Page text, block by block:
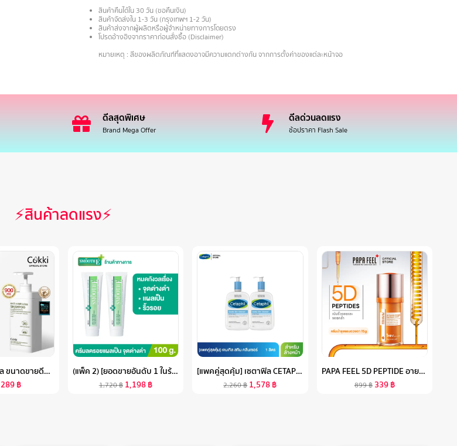
สินค้าคืนได้ใน 30 วัน (ขอคืนเงิน)
สินค้าจัดส่งใน 1-3 วัน (กรุงเทพฯ 1-2 วัน)
สินค้าส่งจากผู้ผลิตหรือผู้จำหน่ายทางการโดยตรง
โปรดอ้างอิงจากราคาก่อนสั่งซื้อ (Disclaimer)
หมายเหตุ : สีของผลิตภัณฑ์ที่แสดงอาจมีความแตกต่างกัน จากการตั้งค่าของแต่ละหน้าจอ
ดีลสุดพิเศษ
Brand Mega Offer
ดีลด่วนลดแรง
ช้อปราคา Flash Sale
⚡สินค้าลดแรง⚡
[ปริมาณ 900 มล ขนาดขายดี！] COKKI ANTI-HAIR LOSS SHAMPOO ยาสระผม ลดผมขาดหลุดร่วง
289฿
(แพ็ค 2) [ยอดขายอันดับ 1 ในร้านขายยา] SMOOTH E CREAM 100 G. ครีมเวชสำอางลดเลือนริ้วรอย รอยแผลเป็น จุดจ่างดำจากสิว โชว์หน้าใส ไร้ริ้วรอย สมูทอีครีม
1,720฿ 1,198฿
[แพคคู่สุดคุ้ม] เซตาฟิล CETAPHIL GENTLE SKIN CLEANSER เจลทำความสะอาดผิวหน้าและผิวกาย สำหรับผิวบอบบาง แพ้ง่าย และทุกสภาพผิว 1 LITER 2 ขวด
2,260฿ 1,578฿
PAPA FEEL 5D PEPTIDE อายครีมเปปไทด์ ต่อต้านริ้วรอยรอบดวงตา 15 กรัม ANTI AGING EYE CREAM
899฿ 339฿